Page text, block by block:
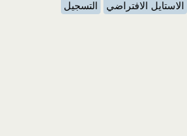
الاستايل الافتراضي
التسجيل